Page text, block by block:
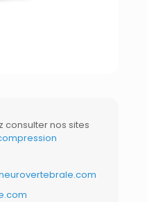
consulter nos sites